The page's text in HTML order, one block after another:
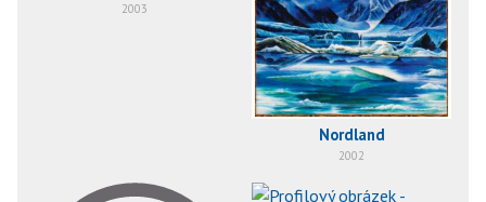
2003
Nordland
2002